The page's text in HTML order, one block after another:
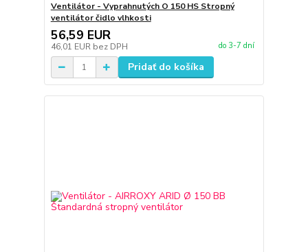
Ventilátor - Vyprahnutých O 150 HS Stropný
ventilátor čidlo vlhkosti
56,59 EUR
46,01 EUR bez DPH do 3-7 dní
Pridať do košíka